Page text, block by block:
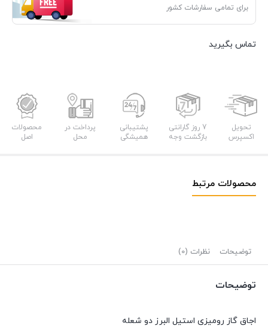
برای تمامی سفارشات کشور
تماس بگیرید
تحویل
اکسپرس
7 روز گارانتی
بازگشت وجه
پشتیبانی
همیشگی
پرداخت در
محل
محصولات
اصل
محصولات مرتبط
توضیحات نظرات (0)
توضیحات
اجاق گاز رومیزی استیل البرز دو شعله